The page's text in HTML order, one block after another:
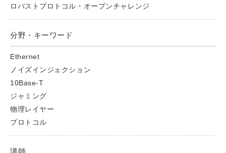
ロバストプロトコル・オープンチャレンジ
分野・キーワード
Ethernet
ノイズインジェクション
10Base-T
ジャミング
物理レイヤー
プロトコル
講師